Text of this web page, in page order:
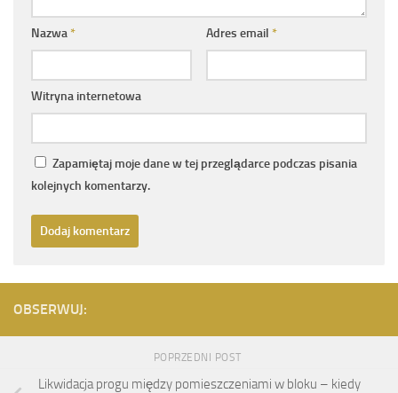
Nazwa* Adres email *
Witryna internetowa
Zapamiętaj moje dane w tej przeglądarce podczas pisania
kolejnych komentarzy.
OBSERWUJ:
POPRZEDNI POST
Likwidacja progu między pomieszczeniami w bloku – kiedy